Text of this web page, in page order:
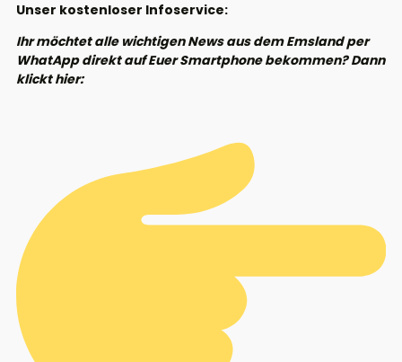
Unser kostenloser Infoservice:
Ihr möchtet alle wichtigen News aus dem Emsland per
WhatApp direkt auf Euer Smartphone bekommen? Dann
klickt hier: